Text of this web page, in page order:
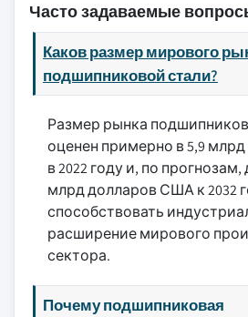
Часто задаваемые
Каков размер мирового
подшипниковой стали?
Размер рынка
оценен примерно в 5,9
в 2022 году и, по прогнозам,
млрд долларов США к 2032
способствовать
расширение мирового
сектора.
Почему подшипниковая